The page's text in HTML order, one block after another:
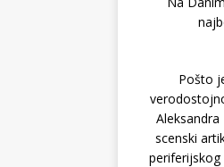
Pošto
scenski
periferijskog